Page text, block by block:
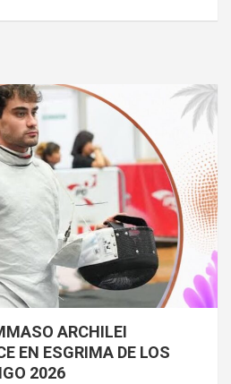
ARCHILEI
EN ESGRIMA DE LOS
2026